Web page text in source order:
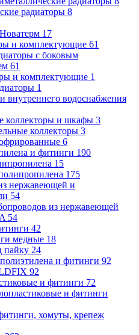
радиаторы 8
17
и комплектующие 61
с боковым
61
и комплектующие 1
1
внутреннего водоснабжения
коллекторы и шкафы 3
коллекторы 3
6
и фитинги 190
15
175
нержавеющей и
54
из нержавеющей
54
42
медные 18
пайку 24
и фитинги 92
92
и фитинги 72
и фитинги
хомуты, крепеж